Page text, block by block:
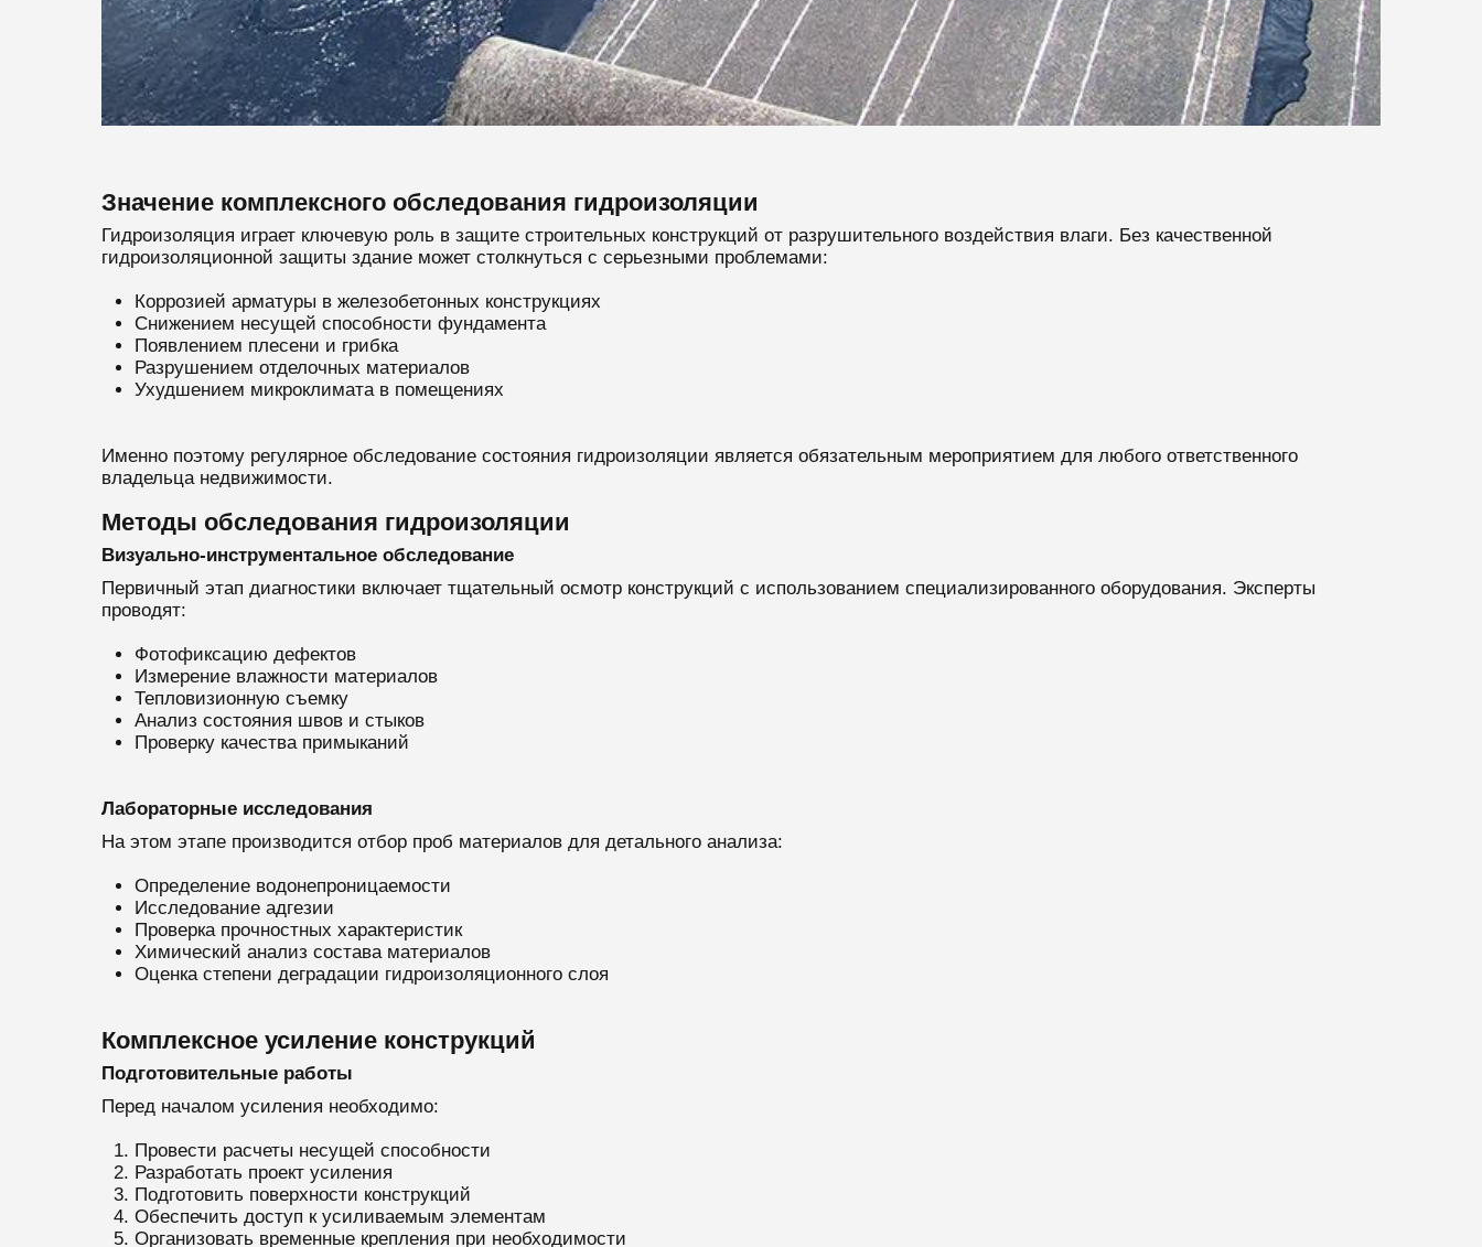
Значение комплексного обследования гидроизоляции
Гидроизоляция играет ключевую роль в защите строительных конструкций от разрушительного воздействия влаги. Без качественной
гидроизоляционной защиты здание может столкнуться с серьезными проблемами:
Коррозией арматуры в железобетонных конструкциях
Снижением несущей способности фундамента
Появлением плесени и грибка
Разрушением отделочных материалов
Ухудшением микроклимата в помещениях
Именно поэтому регулярное обследование состояния гидроизоляции является обязательным мероприятием для любого ответственного
владельца недвижимости.
Методы обследования гидроизоляции
Визуально-инструментальное обследование
Первичный этап диагностики включает тщательный осмотр конструкций с использованием специализированного оборудования. Эксперты
проводят:
Фотофиксацию дефектов
Измерение влажности материалов
Тепловизионную съемку
Анализ состояния швов и стыков
Проверку качества примыканий
Лабораторные исследования
На этом этапе производится отбор проб материалов для детального анализа:
Определение водонепроницаемости
Исследование адгезии
Проверка прочностных характеристик
Химический анализ состава материалов
Оценка степени деградации гидроизоляционного слоя
Комплексное усиление конструкций
Подготовительные работы
Перед началом усиления необходимо:
Провести расчеты несущей способности
Разработать проект усиления
Подготовить поверхности конструкций
Обеспечить доступ к усиливаемым элементам
Организовать временные крепления при необходимости